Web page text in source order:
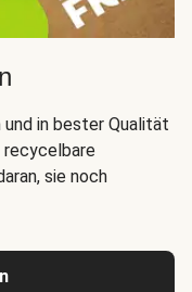
in bester Qualität
recycelbare
sie noch